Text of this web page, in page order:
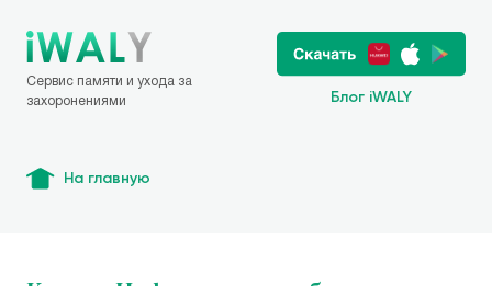
Сервис памяти и ухода за
захоронениями
Блог iWALY
На главную